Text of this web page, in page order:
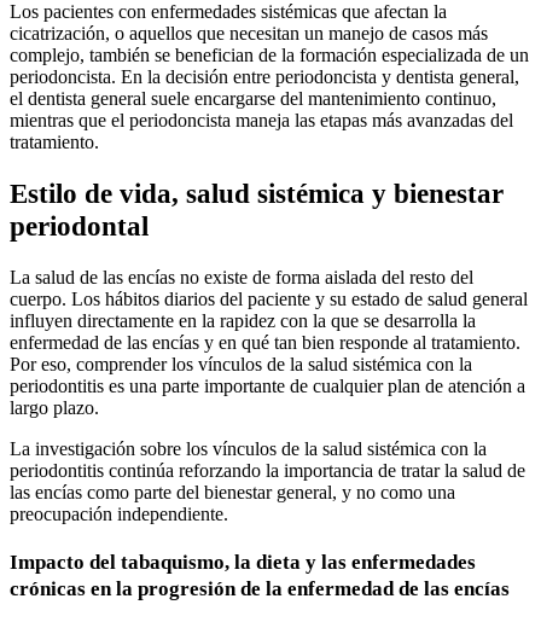
Los pacientes con enfermedades sistémicas que afectan la
cicatrización, o aquellos que necesitan un manejo de casos más
complejo, también se benefician de la formación especializada de un
periodoncista. En la decisión entre periodoncista y dentista general,
el dentista general suele encargarse del mantenimiento continuo,
mientras que el periodoncista maneja las etapas más avanzadas del
tratamiento.
Estilo de vida, salud sistémica y bienestar
periodontal
La salud de las encías no existe de forma aislada del resto del
cuerpo. Los hábitos diarios del paciente y su estado de salud general
influyen directamente en la rapidez con la que se desarrolla la
enfermedad de las encías y en qué tan bien responde al tratamiento.
Por eso, comprender los vínculos de la salud sistémica con la
periodontitis es una parte importante de cualquier plan de atención a
largo plazo.
La investigación sobre los vínculos de la salud sistémica con la
periodontitis continúa reforzando la importancia de tratar la salud de
las encías como parte del bienestar general, y no como una
preocupación independiente.
Impacto del tabaquismo, la dieta y las enfermedades
crónicas en la progresión de la enfermedad de las encías